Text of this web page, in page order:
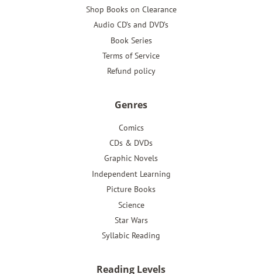
Shop Books on Clearance
Audio CD’s and DVD’s
Book Series
Terms of Service
Refund policy
Genres
Comics
CDs & DVDs
Graphic Novels
Independent Learning
Picture Books
Science
Star Wars
Syllabic Reading
Reading Levels